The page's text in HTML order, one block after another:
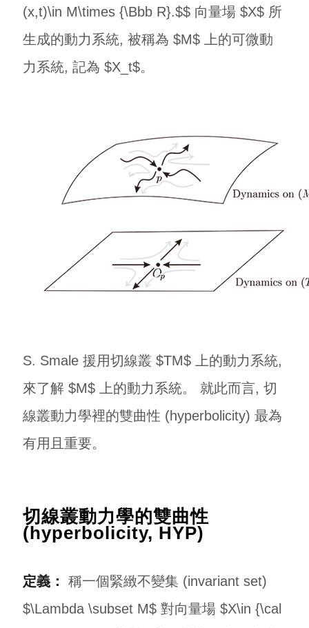
(x,t)\in M\times {\Bbb R}.$$ 向量場 $X$ 所
生成的動力系統, 被稱為 $M$ 上的可微動
力系統, 記為 $X_t$。
S. Smale 援用切線叢 $TM$ 上的動力系統,
來了解 $M$ 上的動力系統。 就此而言, 切
線叢動力學裡的雙曲性 (hyperbolicity) 最為
有用且重要。
切線叢動力學的雙曲性
(hyperbolicity, HYP)
定義： 稱一個緊緻不變集 (invariant set)
$\Lambda \subset M$ 對向量場 $X\in {\cal